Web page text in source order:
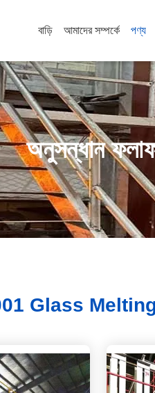
বাড়ি আমাদের সম্পর্কে পণ্য
অনুসন্ধান
Glass